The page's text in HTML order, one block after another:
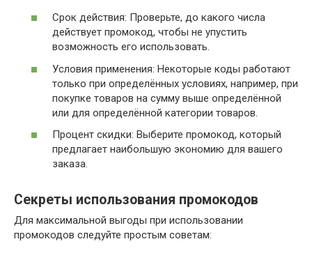
Срок действия: Проверьте, до какого числа
действует промокод, чтобы не упустить
возможность его использовать.
Условия применения: Некоторые коды работают
только при определённых условиях, например, при
покупке товаров на сумму выше определённой
или для определённой категории товаров.
Процент скидки: Выберите промокод, который
предлагает наибольшую экономию для вашего
заказа.
Секреты использования промокодов
Для максимальной выгоды при использовании
промокодов следуйте простым советам: